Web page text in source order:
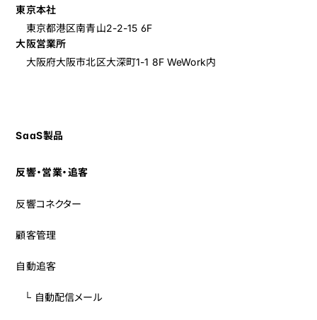
東京本社
東京都港区南青山2-2-15 6F
大阪営業所
大阪府大阪市北区大深町1-1 8FWeWork内
SaaS製品
反響・営業・追客
反響コネクター
顧客管理
自動追客
└ 自動配信メール